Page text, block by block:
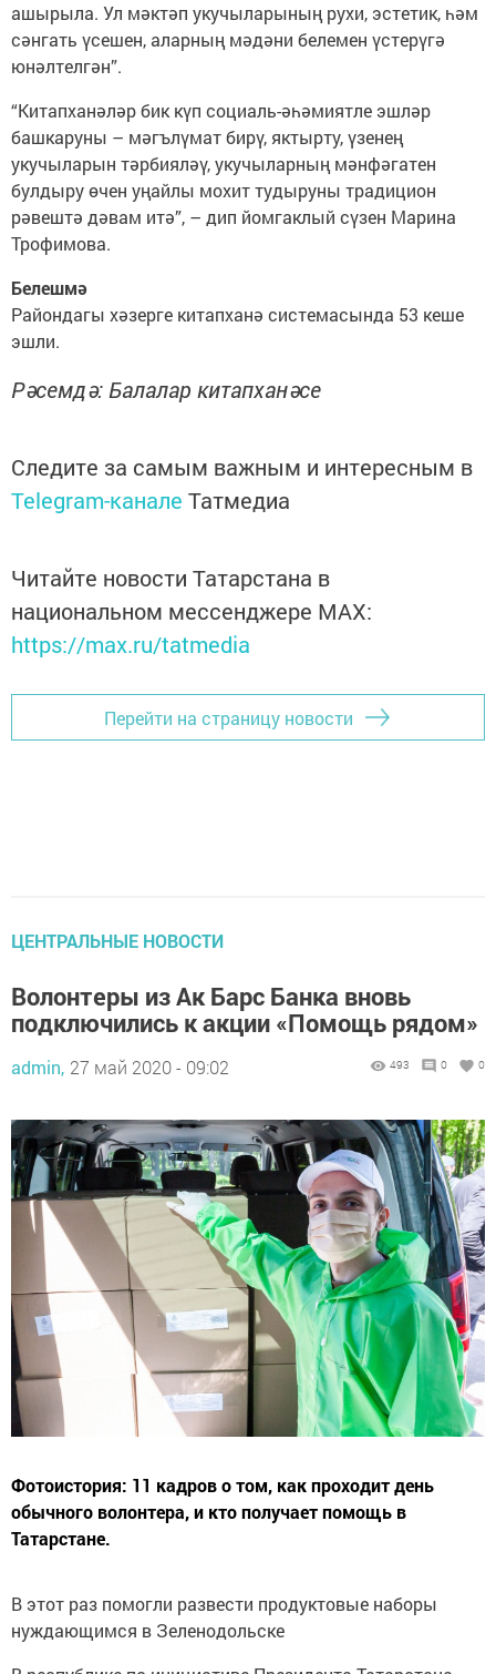
ашырыла. Ул мәктәп укучыларының рухи, эстетик, һәм
сәнгать үсешен, аларның мәдәни белемен үстерүгә
юнәлтелгән”.
“Китапханәләр бик күп соци­аль-әһәмиятле эшләр
башкаруны – мәгълүмат бирү, яктырту, үзенең
укучыларын тәрбияләү, укучыларның мәнфәгатен
булдыру өчен уңайлы мохит тудыруны традицион
рәвештә дәвам итә”, – дип йомгаклый сүзен Марина
Трофимова.
Белешмә
Райондагы хәзерге ки­тапханә системасында 53 кеше
эшли.
Рәсемдә: Балалар китапханәсе
Следите за самым важным и интересным в
Telegram-канале Татмедиа
Читайте новости Татарстана в
национальном мессенджере MАХ:
https://max.ru/tatmedia
Перейти на страницу новости
ЦЕНТРАЛЬНЫЕ НОВОСТИ
Волонтеры из Ак Барс Банка вновь
подключились к акции «Помощь рядом»
admin, 27 май 2020 - 09:02 493 0 0
Фотоистория: 11 кадров о том, как проходит день
обычного волонтера, и кто получает помощь в
Татарстане.
В этот раз помогли развести продуктовые наборы
нуждающимся в Зеленодольске